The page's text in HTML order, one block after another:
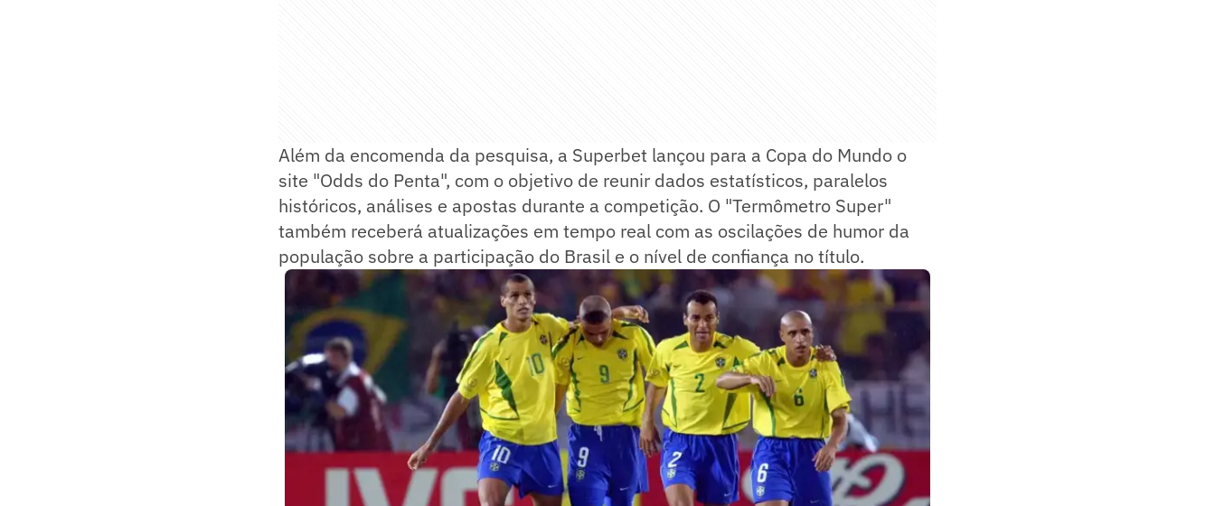
Além da encomenda da pesquisa, a Superbet lançou para a Copa do Mundo o
site "Odds do Penta", com o objetivo de reunir dados estatísticos, paralelos
históricos, análises e apostas durante a competição. O "Termômetro Super"
também receberá atualizações em tempo real com as oscilações de humor da
população sobre a participação do Brasil e o nível de confiança no título.